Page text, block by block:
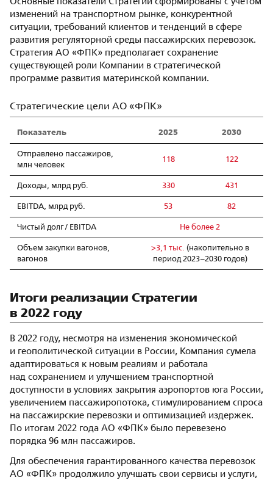
Основные показатели Стратегии сформированы с учетом
изменений на транспортном рынке, конкурентной
ситуации, требований клиентов и тенденций в сфере
развития регуляторной среды пассажирских перевозок.
Стратегия АО «ФПК» предполагает сохранение
существующей роли Компании в стратегической
программе развития материнской компании.
Стратегические цели АО «ФПК»
Показатель 2025 2030
Отправлено пассажиров,
млн человек
118 122
Доходы, млрд руб. 330 431
EBITDA, млрд руб. 53 82
Чистый долг / EBITDA Не более 2
Объем закупки вагонов,
вагонов
>3,1 тыс. (накопительно в
период 2023–2030 годов)
Итоги реализации Стратегии
в 2022 году
В 2022 году, несмотря на изменения экономической
и геополитической ситуации в России, Компания сумела
адаптироваться к новым реалиям и работала
над сохранением и улучшением транспортной
доступности в условиях закрытия аэропортов юга России,
увеличением пассажиропотока, стимулированием спроса
на пассажирские перевозки и оптимизацией издержек.
По итогам 2022 года АО «ФПК» было перевезено
порядка 96 млн пассажиров.
Для обеспечения гарантированного качества перевозок
АО «ФПК» продолжило улучшать свои сервисы и услуги,